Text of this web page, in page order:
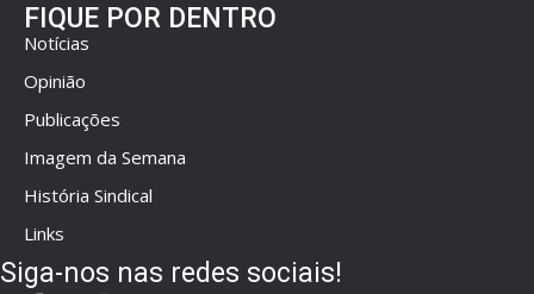
FIQUE POR DENTRO
Notícias
Opinião
Publicações
Imagem da Semana
História Sindical
Links
Siga-nos nas redes sociais!